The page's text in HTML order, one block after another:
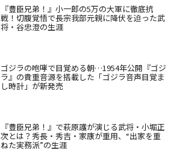
『豊臣兄弟！』小一郎の5万の大軍に徹底抗
戦！切腹覚悟で長宗我部元親に降伏を迫った武
将・谷忠澄の生涯
ゴジラの咆哮で目覚める朝…1954年公開『ゴジ
ラ』の貴重音源を搭載した「ゴジラ音声目覚ま
し時計」が新発売
『豊臣兄弟！』で萩原護が演じる武将・小堀正
次とは？秀長・秀吉・家康が重用、“出家を重
ねた実務派”の生涯